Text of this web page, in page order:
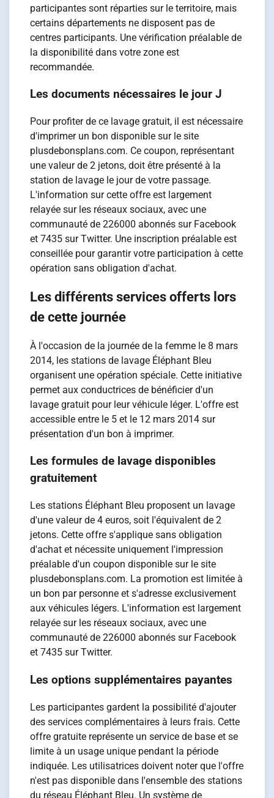
participantes sont réparties sur le territoire, mais
certains départements ne disposent pas de
centres participants. Une vérification préalable de
la disponibilité dans votre zone est
recommandée.
Les documents nécessaires le jour J
Pour profiter de ce lavage gratuit, il est nécessaire
d'imprimer un bon disponible sur le site
plusdebonsplans.com. Ce coupon, représentant
une valeur de 2 jetons, doit être présenté à la
station de lavage le jour de votre passage.
L'information sur cette offre est largement
relayée sur les réseaux sociaux, avec une
communauté de 226000 abonnés sur Facebook
et 7435 sur Twitter. Une inscription préalable est
conseillée pour garantir votre participation à cette
opération sans obligation d'achat.
Les différents services offerts lors
de cette journée
À l'occasion de la journée de la femme le 8 mars
2014, les stations de lavage Éléphant Bleu
organisent une opération spéciale. Cette initiative
permet aux conductrices de bénéficier d'un
lavage gratuit pour leur véhicule léger. L'offre est
accessible entre le 5 et le 12 mars 2014 sur
présentation d'un bon à imprimer.
Les formules de lavage disponibles
gratuitement
Les stations Éléphant Bleu proposent un lavage
d'une valeur de 4 euros, soit l'équivalent de 2
jetons. Cette offre s'applique sans obligation
d'achat et nécessite uniquement l'impression
préalable d'un coupon disponible sur le site
plusdebonsplans.com. La promotion est limitée à
un bon par personne et s'adresse exclusivement
aux véhicules légers. L'information est largement
relayée sur les réseaux sociaux, avec une
communauté de 226000 abonnés sur Facebook
et 7435 sur Twitter.
Les options supplémentaires payantes
Les participantes gardent la possibilité d'ajouter
des services complémentaires à leurs frais. Cette
offre gratuite représente un service de base et se
limite à un usage unique pendant la période
indiquée. Les utilisatrices doivent noter que l'offre
n'est pas disponible dans l'ensemble des stations
du réseau Éléphant Bleu. Un système de